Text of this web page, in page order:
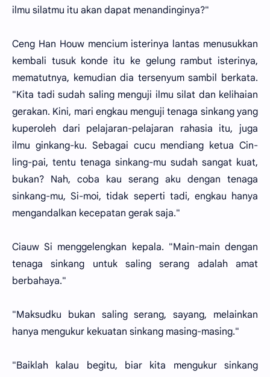
ilmu silatmu itu akan dapat menandinginya?"
Ceng Han Houw mencium isterinya lantas menusukkan
kembali tusuk konde itu ke gelung rambut isterinya,
mematutnya, kemudian dia tersenyum sambil berkata.
"Kita tadi sudah saling menguji ilmu silat dan kelihaian
gerakan. Kini, mari engkau menguji tenaga sinkang yang
kuperoleh dari pelajaran-pelajaran rahasia itu, juga
ilmu ginkang-ku. Sebagai cucu mendiang ketua Cin-
ling-pai, tentu tenaga sinkang-mu sudah sangat kuat,
bukan? Nah, coba kau serang aku dengan tenaga
sinkang-mu, Si-moi, tidak seperti tadi, engkau hanya
mengandalkan kecepatan gerak saja."
Ciauw Si menggelengkan kepala. "Main-main dengan
tenaga sinkang untuk saling serang adalah amat
berbahaya."
"Maksudku bukan saling serang, sayang, melainkan
hanya mengukur kekuatan sinkang masing-masing."
"Baiklah kalau begitu, biar kita mengukur sinkang